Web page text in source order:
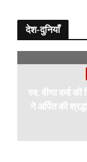
देश-दुनियाँ
स्व. वीणा वर्मा की
ने अर्पित की